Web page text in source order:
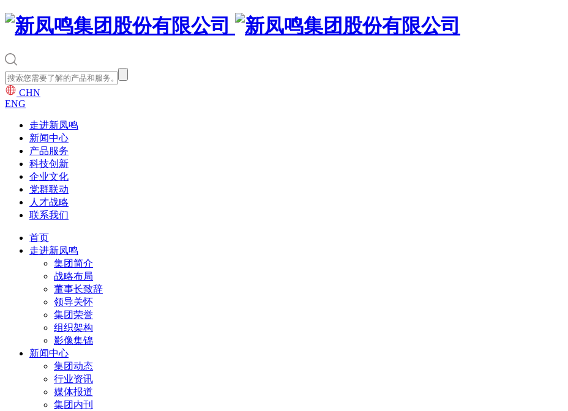
CHN
ENG
走进新凤鸣
新闻中心
产品服务
科技创新
企业文化
党群联动
人才战略
联系我们
首页
走进新凤鸣
集团简介
战略布局
董事长致辞
领导关怀
集团荣誉
组织架构
影像集锦
新闻中心
集团动态
行业资讯
媒体报道
集团内刊